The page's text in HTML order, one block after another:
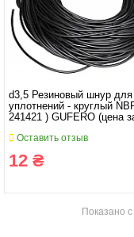
d3,5 Резиновый шнур для
уплотнений - круглый
241421 ) GUFERO (цена
Оставить отзыв
12 ₴
Показано